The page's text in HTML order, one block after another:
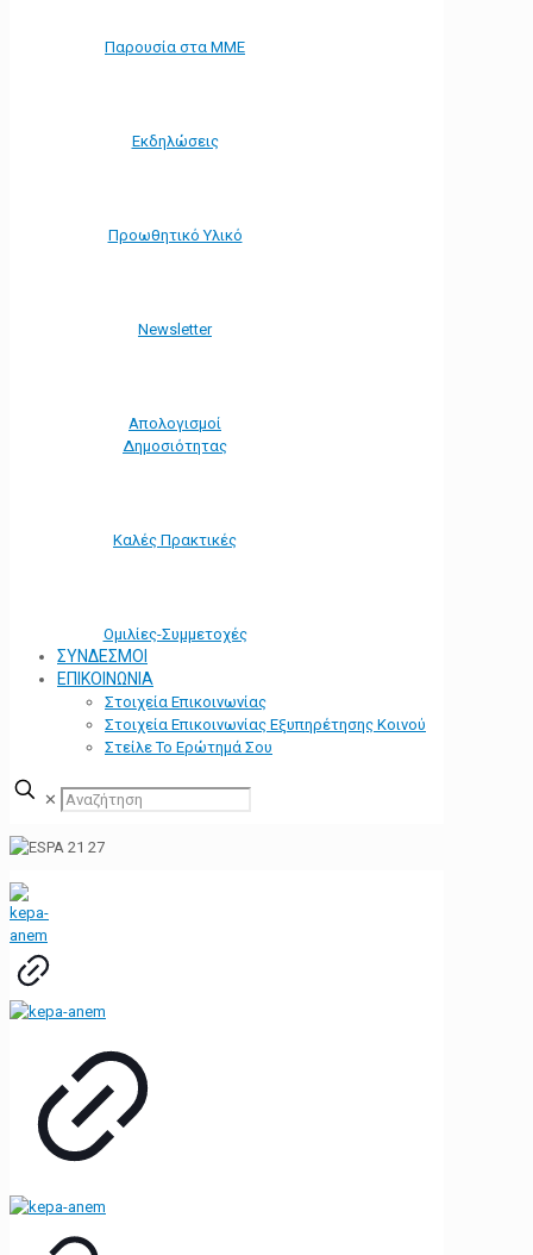
Παρουσία στα ΜΜΕ
Εκδηλώσεις
Προωθητικό Υλικό
Νewsletter
Απολογισμοί
Δημοσιότητας
Καλές Πρακτικές
Ομιλίες-Συμμετοχές
ΣΥΝΔΕΣΜΟΙ
ΕΠΙΚΟΙΝΩΝΙΑ
Στοιχεία Επικοινωνίας
Στοιχεία Επικοινωνίας Εξυπηρέτησης Κοινού
Στείλε Το Ερώτημά Σου
✕